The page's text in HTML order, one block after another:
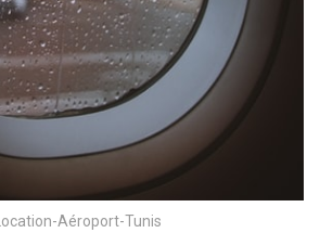
Location-Aéroport-Tunis